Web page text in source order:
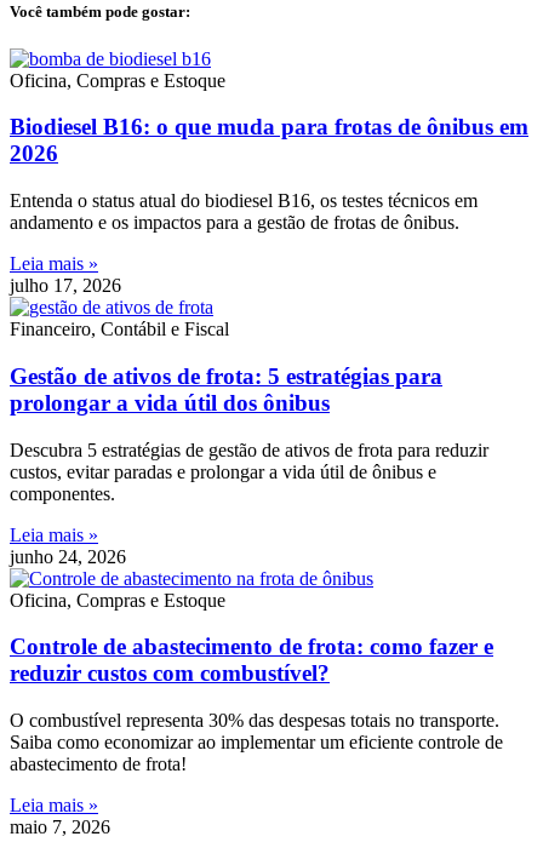
Você também pode gostar:
Oficina, Compras e Estoque
Biodiesel B16: o que muda para frotas de ônibus em
2026
Entenda o status atual do biodiesel B16, os testes técnicos em
andamento e os impactos para a gestão de frotas de ônibus.
Leia mais »
julho 17, 2026
Financeiro, Contábil e Fiscal
Gestão de ativos de frota: 5 estratégias para
prolongar a vida útil dos ônibus
Descubra 5 estratégias de gestão de ativos de frota para reduzir
custos, evitar paradas e prolongar a vida útil de ônibus e
componentes.
Leia mais »
junho 24, 2026
Oficina, Compras e Estoque
Controle de abastecimento de frota: como fazer e
reduzir custos com combustível?
O combustível representa 30% das despesas totais no transporte.
Saiba como economizar ao implementar um eficiente controle de
abastecimento de frota!
Leia mais »
maio 7, 2026